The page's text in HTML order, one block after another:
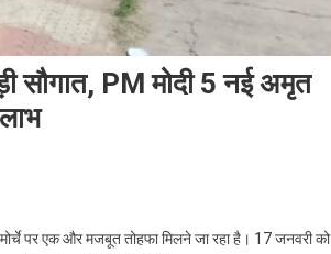
PM मोदी 5 नई अमृत
पर एक और मजबूत तोहफा मिलने जा रहा है। 17 जनवरी को